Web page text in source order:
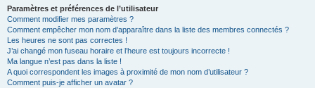
Paramètres et préférences de l’utilisateur
Comment modifier mes paramètres ?
Comment empêcher mon nom d’apparaître dans la liste des membres connectés ?
Les heures ne sont pas correctes !
J’ai changé mon fuseau horaire et l’heure est toujours incorrecte !
Ma langue n’est pas dans la liste !
A quoi correspondent les images à proximité de mon nom d’utilisateur ?
Comment puis-je afficher un avatar ?